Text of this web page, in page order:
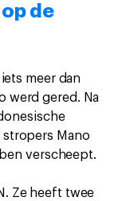
de
meer dan
werd gered. Na
stropers Mano
verscheept.
Ze heeft twee